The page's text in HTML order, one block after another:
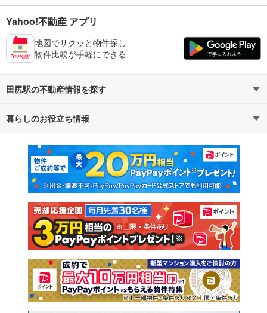
Yahoo!不動産 アプリ
地図でサクッと物件探し
物件比較が手軽にできる
田尻駅の不動産情報を探す
不動産・住宅
新築マンション 中古マンション
新築一戸建て 中古一戸建て
注文住宅 土地
売却査定
暮らしのお役立ち情報
マンションカタログ 教えて！住まいの先生